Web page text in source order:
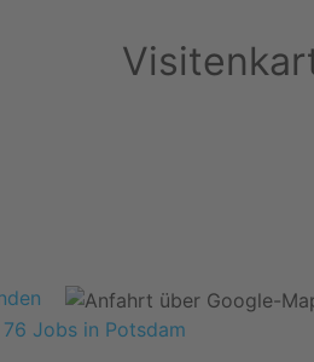
76 Jobs in Potsdam